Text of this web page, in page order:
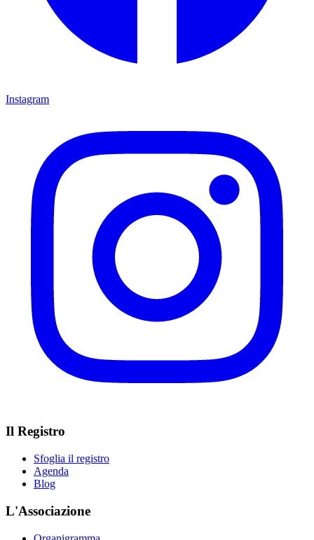
Instagram
Il Registro
Sfoglia il registro
Agenda
Blog
L'Associazione